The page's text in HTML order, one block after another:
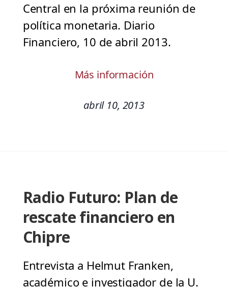
Central en la próxima reunión de
política monetaria. Diario
Financiero, 10 de abril 2013.
Más información
abril 10, 2013
Radio Futuro: Plan de
rescate financiero en
Chipre
Entrevista a Helmut Franken,
académico e investigador de la U.